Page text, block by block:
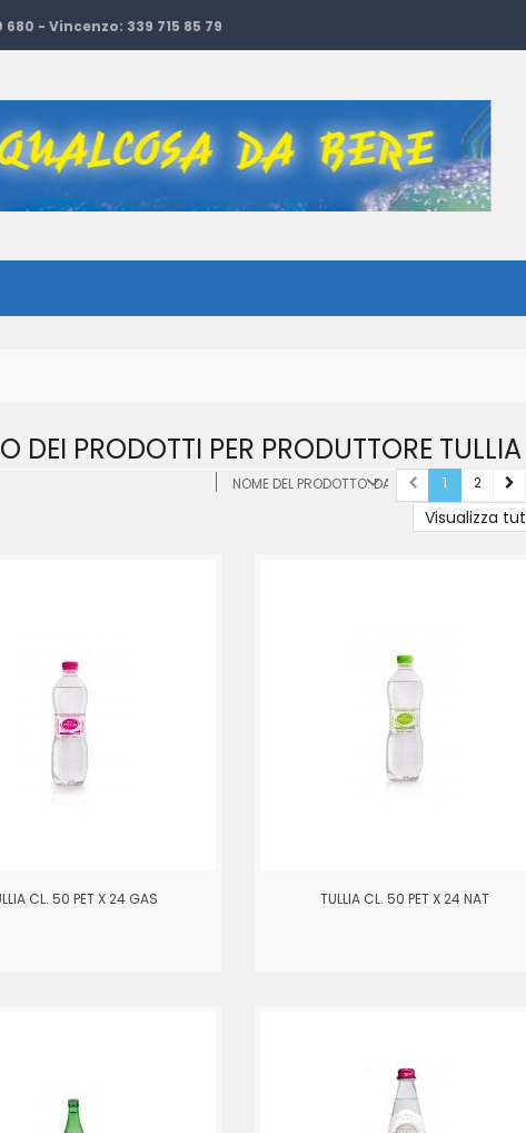
680 - Vincenzo: 339 715 85 79
DEI PRODOTTI PER PRODUTTORE TULLIA
1 2
Visualizza
CL. 50 PET X 24 GAS TULLIA CL. 50 PET X 24 NAT